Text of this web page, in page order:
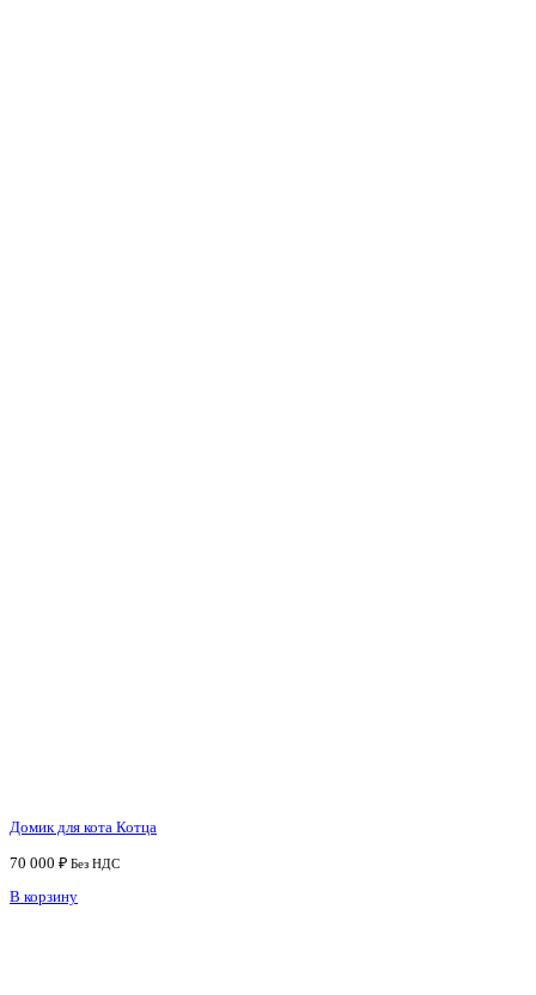
Домик для кота Котца
70 000 ₽ Без НДС
В корзину